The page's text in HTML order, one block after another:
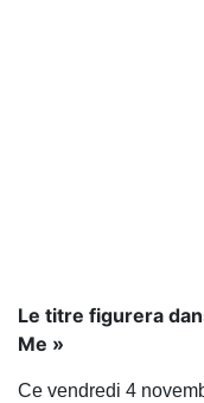
Le titre figurera
Me »
Ce vendredi 4